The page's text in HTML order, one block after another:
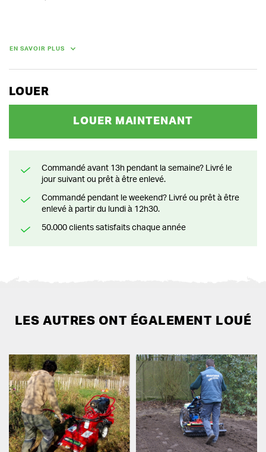
EN SAVOIR PLUS
LOUER
LOUER MAINTENANT
Commandé avant 13h pendant la semaine? Livré le
jour suivant ou prêt à être enlevé.
Commandé pendant le weekend? Livré ou prêt à être
enlevé à partir du lundi à 12h30.
50.000 clients satisfaits chaque année
LES AUTRES ONT ÉGALEMENT LOUÉ